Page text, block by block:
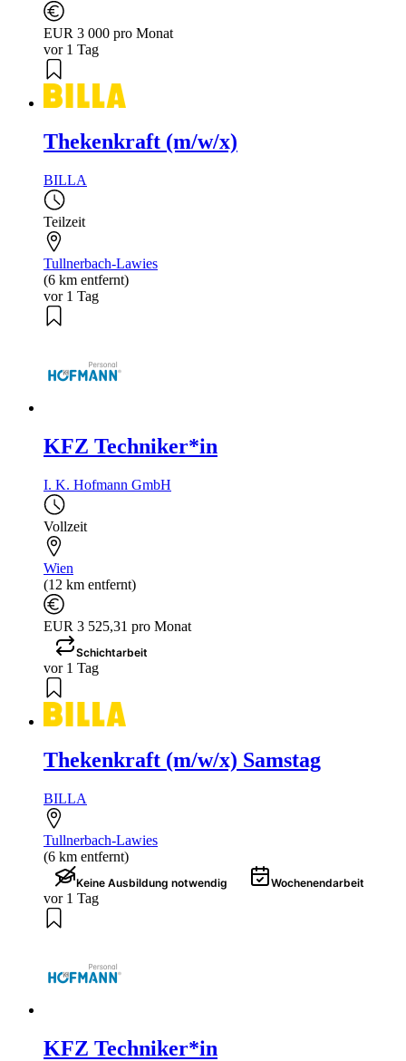
EUR 3 000 pro Monat
vor 1 Tag
Thekenkraft (m/w/x)
BILLA
Teilzeit
Tullnerbach-Lawies
(6 km entfernt)
vor 1 Tag
KFZ Techniker*in
I. K. Hofmann GmbH
Vollzeit
Wien
(12 km entfernt)
EUR 3 525,31 pro Monat
Schichtarbeit
vor 1 Tag
Thekenkraft (m/w/x) Samstag
BILLA
Tullnerbach-Lawies
(6 km entfernt)
Keine Ausbildung notwendig Wochenendarbeit
vor 1 Tag
KFZ Techniker*in